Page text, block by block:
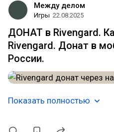
Между делом
Игры 22.08.2025
ДОНАТ в Rivengard.
Rivengard. Донат в
России.
Показать полностью